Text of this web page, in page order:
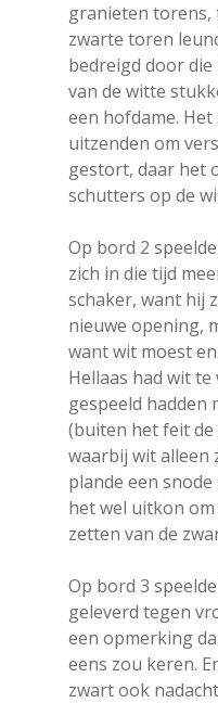
granieten torens,
zwarte toren
bedreigd door
van de witte
een hofdame.
uitzenden om
gestort, daar het
schutters op de
Op bord 2
zich in die tijd
schaker, want hij
nieuwe opening,
want wit moest
Hellaas had wit
gespeeld hadden
(buiten het feit de
waarbij wit alleen
plande een
het wel uitkon
zetten van de
Op bord 3
geleverd tegen
een opmerking
eens zou keren.
zwart ook